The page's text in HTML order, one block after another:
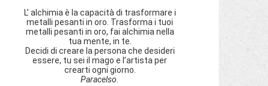
L’ alchimia è la capacità di trasformare i
metalli pesanti in oro. Trasforma i tuoi
metalli pesanti in oro, fai alchimia nella
tua mente, in te.
Decidi di creare la persona che desideri
essere, tu sei il mago e l’artista per
crearti ogni giorno.
Paracelso.